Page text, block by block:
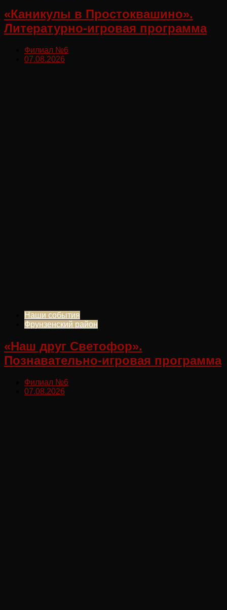
«Каникулы в Простоквашино».
Литературно-игровая программа
Филиал №6
07.08.2026
Наши события
Фрунзенский район
«Наш друг Светофор».
Познавательно-игровая программа
Филиал №6
07.08.2026